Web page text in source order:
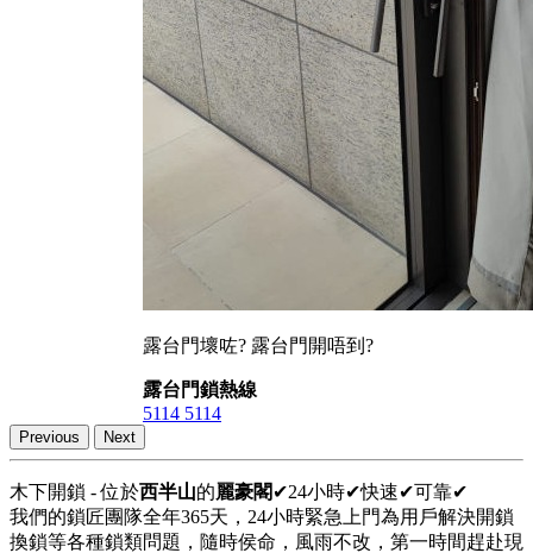
露台門壞咗? 露台門開唔到?
露台門鎖熱線
5114 5114
Previous Next
木下開鎖 - 位於西半山的麗豪閣 ✔24小時✔快速✔可靠✔
我們的鎖匠團隊全年365天，24小時緊急上門為用戶解決開鎖
換鎖等各種鎖類問題，隨時侯命，風雨不改，第一時間趕赴現